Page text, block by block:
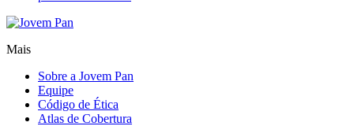
Mais
Sobre a Jovem Pan
Equipe
Código de Ética
Atlas de Cobertura